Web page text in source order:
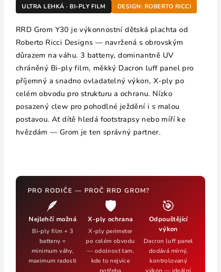
ULTRA LEHKÁ · BI-PLY FILM
DESIGN: ROBERTO RICCI
RRD Grom Y30 je výkonnostní dětská plachta od
Roberto Ricci Designs — navržená s obrovským
důrazem na váhu. 3 batteny, dominantně UV
chráněný Bi-ply film, měkký Dacron luff panel pro
příjemný a snadno ovladatelný výkon, X-ply po
celém obvodu pro strukturu a ochranu. Nízko
posazený clew pro pohodlné ježdění i s malou
postavou. Ať dítě hledá footstrapsy nebo míří ke
hvězdám — Grom je ten správný partner.
PRO RODIČE — PROČ RRD GROM?
🪶
Nejlehčí možná
Bi-ply film + 3
batteny =
minimum váhy,
maximum radosti
🛡️
X-ply ochrana
X-ply perimeter
po celém obvodu
— odolnost tam,
kde to nejvíce
🎯
Odpouštějící
výkon
Dacron luff panel
dodává mírný,
kontrolovaný